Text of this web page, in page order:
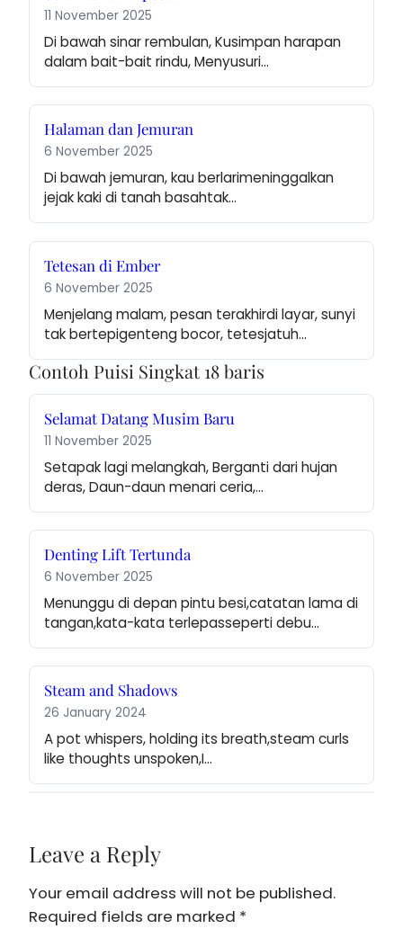
11 November 2025
Di bawah sinar rembulan, Kusimpan harapan
dalam bait-bait rindu, Menyusuri…
Halaman dan Jemuran
6 November 2025
Di bawah jemuran, kau berlarimeninggalkan
jejak kaki di tanah basahtak…
Tetesan di Ember
6 November 2025
Menjelang malam, pesan terakhirdi layar, sunyi
tak bertepigenteng bocor, tetesjatuh…
Contoh Puisi Singkat 18 baris
Selamat Datang Musim Baru
11 November 2025
Setapak lagi melangkah, Berganti dari hujan
deras, Daun-daun menari ceria,…
Denting Lift Tertunda
6 November 2025
Menunggu di depan pintu besi,catatan lama di
tangan,kata-kata terlepasseperti debu…
Steam and Shadows
26 January 2024
A pot whispers, holding its breath,steam curls
like thoughts unspoken,I…
Leave a Reply
Your email address will not be published.
Required fields are marked *